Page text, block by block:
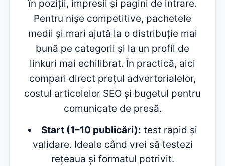
în poziții, impresii și pagini de intrare.
Pentru nișe competitive, pachetele
medii și mari ajută la o distribuție mai
bună pe categorii și la un profil de
linkuri mai echilibrat. În practică, aici
compari direct prețul advertorialelor,
costul articolelor SEO și bugetul pentru
comunicate de presă.
Start (1–10 publicări): test rapid și
validare. Ideale când vrei să testezi
rețeaua și formatul potrivit.